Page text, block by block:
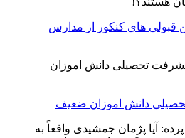
قبولی های کنکور از مدارس
دانش اموزان ضعیف